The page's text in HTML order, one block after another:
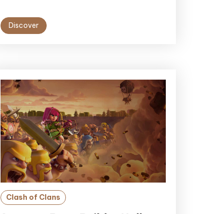
Discover
Clash of Clans